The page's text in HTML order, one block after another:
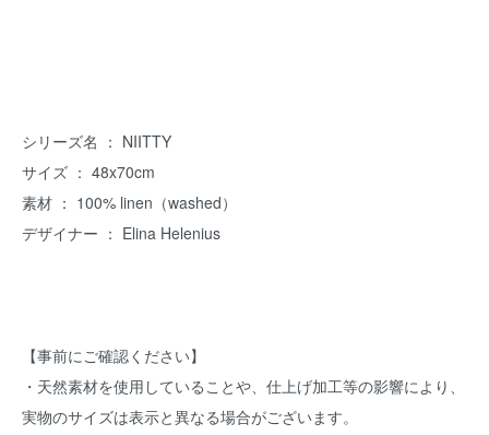
シリーズ名 ： NIITTY
サイズ ： 48x70cm
素材 ： 100% linen（washed）
デザイナー ： Elina Helenius
【事前にご確認ください】
・天然素材を使用していることや、仕上げ加工等の影響により、
実物のサイズは表示と異なる場合がございます。